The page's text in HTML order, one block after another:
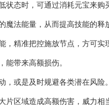
状态时，可通过消耗元宝来购
魔法能量，从而提高技能的释
，精准把控施放节点，方可实
能带来高额损伤。
，或是及时规避各类潜在风险。
区域造成高额伤害，威力相